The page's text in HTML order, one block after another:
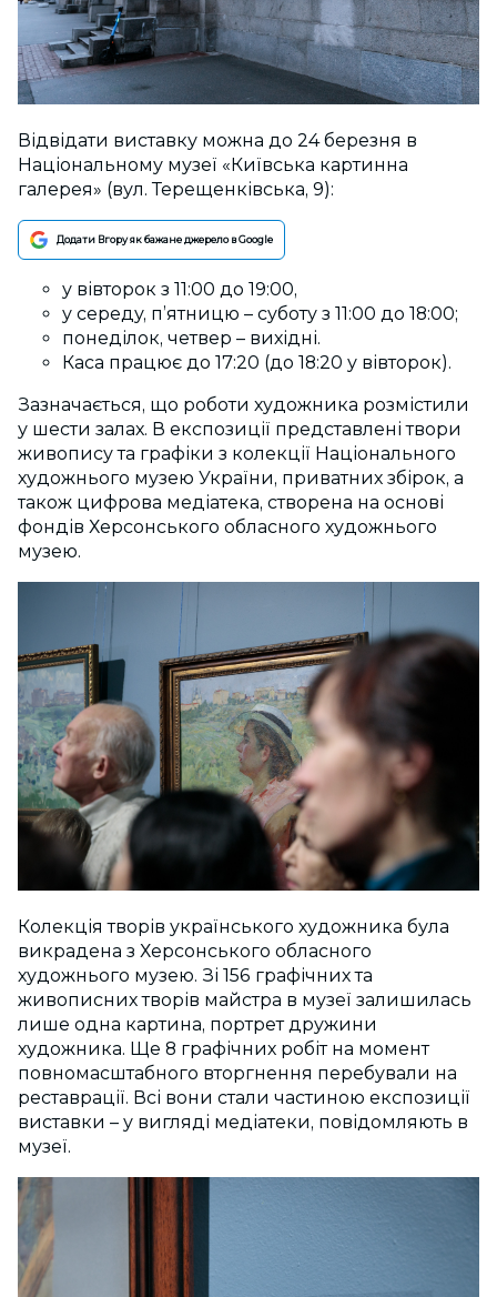
Відвідати виставку можна до 24 березня в
Національному музеї «Київська картинна
галерея» (вул. Терещенківська, 9):
Додати Вгору як бажане джерело в Google
у вівторок з 11:00 до 19:00,
у середу, п’ятницю – суботу з 11:00 до 18:00;
понеділок, четвер – вихідні.
Каса працює до 17:20 (до 18:20 у вівторок).
Зазначається, що роботи художника розмістили
у шести залах. В експозиції представлені твори
живопису та графіки з колекції Національного
художнього музею України, приватних збірок, а
також цифрова медіатека, створена на основі
фондів Херсонського обласного художнього
музею.
Колекція творів українського художника була
викрадена з Херсонського обласного
художнього музею. Зі 156 графічних та
живописних творів майстра в музеї залишилась
лише одна картина, портрет дружини
художника. Ще 8 графічних робіт на момент
повномасштабного вторгнення перебували на
реставрації. Всі вони стали частиною експозиції
виставки – у вигляді медіатеки, повідомляють в
музеї.